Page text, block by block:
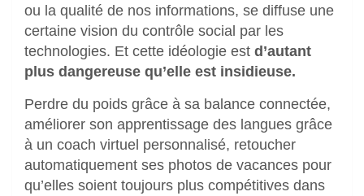
ou la qualité de nos informations, se diffuse une
certaine vision du contrôle social par les
technologies. Et cette idéologie est d’autant
plus dangereuse qu’elle est insidieuse.
Perdre du poids grâce à sa balance connectée,
améliorer son apprentissage des langues grâce
à un coach virtuel personnalisé, retoucher
automatiquement ses photos de vacances pour
qu’elles soient toujours plus compétitives dans